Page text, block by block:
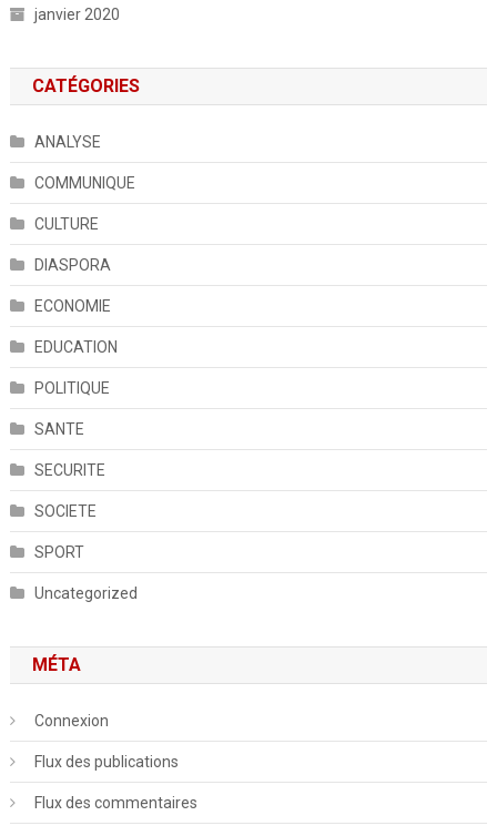
janvier 2020
CATÉGORIES
ANALYSE
COMMUNIQUE
CULTURE
DIASPORA
ECONOMIE
EDUCATION
POLITIQUE
SANTE
SECURITE
SOCIETE
SPORT
Uncategorized
MÉTA
Connexion
Flux des publications
Flux des commentaires